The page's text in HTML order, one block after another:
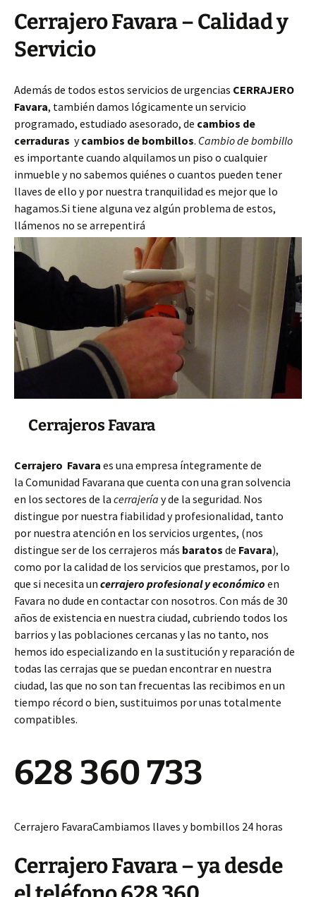
Cerrajero Favara – Calidad y
Servicio
Además de todos estos servicios de urgencias CERRAJERO
Favara, también damos lógicamente un servicio
programado, estudiado asesorado, de cambios de
cerraduras ycambios de bombillos. Cambio de bombillo
es importante cuando alquilamos un piso o cualquier
inmueble y no sabemos quiénes o cuantos pueden tener
llaves de ello y por nuestra tranquilidad es mejor que lo
hagamos.Si tiene alguna vez algún problema de estos,
llámenos no se arrepentirá
Cerrajeros Favara
Cerrajero Favara es una empresa íntegramente de
la Comunidad Favarana que cuenta con una gran solvencia
en los sectores de la cerrajería y de la seguridad. Nos
distingue por nuestra fiabilidad y profesionalidad, tanto
por nuestra atención en los servicios urgentes, (nos
distingue ser de los cerrajeros más baratos de Favara),
como por la calidad de los servicios que prestamos, por lo
que si necesita un cerrajero profesional y económico en
Favara no dude en contactar con nosotros. Con más de 30
años de existencia en nuestra ciudad, cubriendo todos los
barrios y las poblaciones cercanas y las no tanto, nos
hemos ido especializando en la sustitución y reparación de
todas las cerrajas que se puedan encontrar en nuestra
ciudad, las que no son tan frecuentas las recibimos en un
tiempo récord o bien, sustituimos por unas totalmente
compatibles.
628 360 733
Cerrajero FavaraCambiamos llaves y bombillos 24 horas
Cerrajero Favara – ya desde